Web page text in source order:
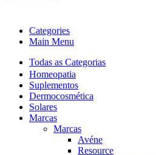
Categories
Main Menu
Todas as Categorias
Homeopatia
Suplementos
Dermocosmética
Solares
Marcas
Marcas
Avéne
Resource